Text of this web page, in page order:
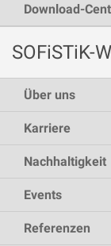
Download-
SOFiSTiK-
Über uns
Karriere
Nachhaltigkeit
Events
Referenzen